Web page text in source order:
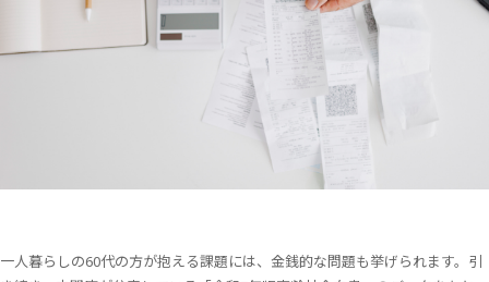
一人暮らしの60代の方が抱える課題には、金銭的な問題も挙げられます。引